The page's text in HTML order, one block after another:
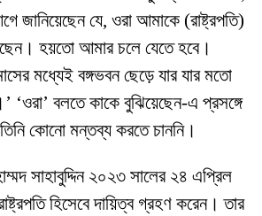
জানিয়েছেন যে, ওরা আমাকে (রাষ্ট্রপতি)
হয়তো আমার চলে যেতে হবে।
মধ্যেই বঙ্গভবন ছেড়ে যার যার মতো
‘ওরা’ বলতে কাকে বুঝিয়েছেন-এ প্রসঙ্গে
কোনো মন্তব্য করতে চাননি।
সাহাবুদ্দিন ২০২৩ সালের ২৪ এপ্রিল
হিসেবে দায়িত্ব গ্রহণ করেন। তার